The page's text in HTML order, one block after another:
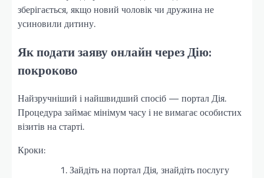
зберігається, якщо новий чоловік чи дружина не
усиновили дитину.
Як подати заяву онлайн через Дію:
покроково
Найзручніший і найшвидший спосіб — портал Дія.
Процедура займає мінімум часу і не вимагає особистих
візитів на старті.
Кроки:
Зайдіть на портал Дія, знайдіть послугу